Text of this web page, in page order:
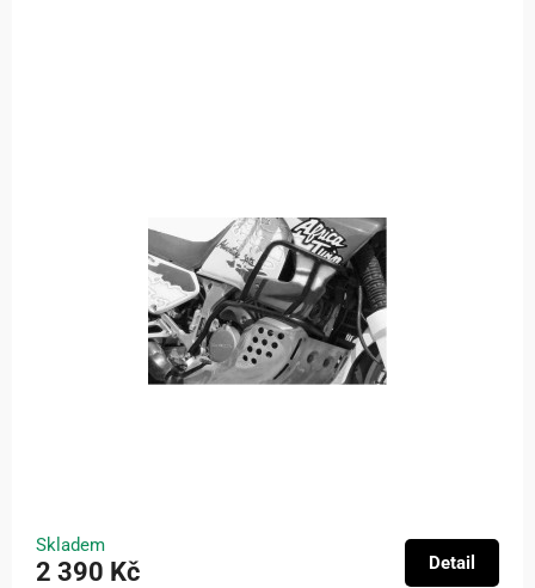
Skladem
2 390 Kč Detail